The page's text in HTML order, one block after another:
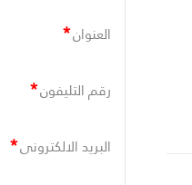
العنوان*
رقم التليفون*
البريد الالكترونى*